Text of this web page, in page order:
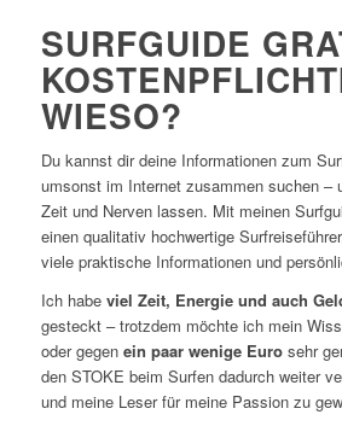
SURFGUIDE
WIESO?
Du kannst dir deine Informationen zum
umsonst im Internet zusammen suchen –
Zeit und Nerven lassen. Mit meinen
einen qualitativ hochwertige
viele praktische Informationen und
Ich habe viel Zeit, Energie und auch
gesteckt – trotzdem möchte ich mein
oder gegen ein paar wenige Eurosehr
den STOKE beim Surfen dadurch weiter
und meine Leser für meine Passion zu